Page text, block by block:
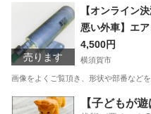
横須賀市 パーツ
売ります
【オンライン
悪い外車】エ
エアコンコンデ
去】
4,500円
横須賀市
画像をよくご覧頂き、形状や部番など
神奈川 横須賀市 パーツ
【子どもが